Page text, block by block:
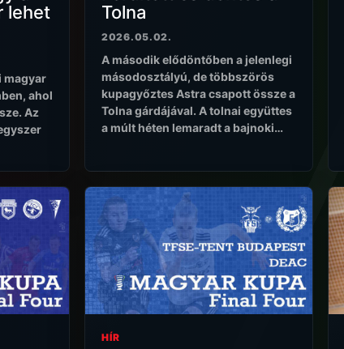
lehet
magyar
ahol
Az
Tolna
2026.05.02.
A második elődöntőben a jelenlegi
másodosztályú, de többszörös
kupagyőztes Astra csapott össze a
Tolna gárdájával. A tolnai együttes
a múlt héten lemaradt a bajnoki…
HÍR